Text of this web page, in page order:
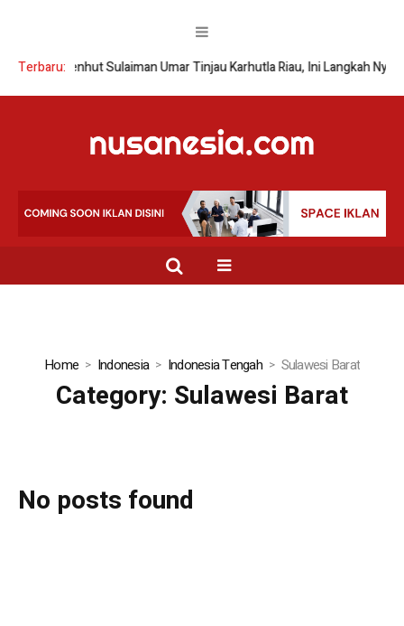
Terbaru:
Wamenhut Sulaiman Umar Tinjau Karhutla Riau, Ini Langkah Nyata
Home Indonesia Indonesia Tengah Sulawesi Barat
Category: Sulawesi Barat
No posts found